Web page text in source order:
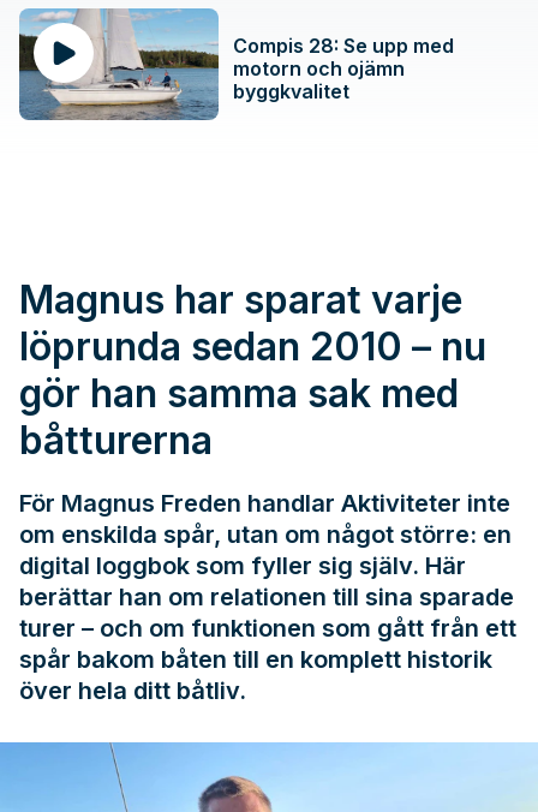
Compis 28: Se upp med
motorn och ojämn
byggkvalitet
Magnus har sparat varje
löprunda sedan 2010 – nu
gör han samma sak med
båtturerna
För Magnus Freden handlar Aktiviteter inte
om enskilda spår, utan om något större: en
digital loggbok som fyller sig själv. Här
berättar han om relationen till sina sparade
turer – och om funktionen som gått från ett
spår bakom båten till en komplett historik
över hela ditt båtliv.